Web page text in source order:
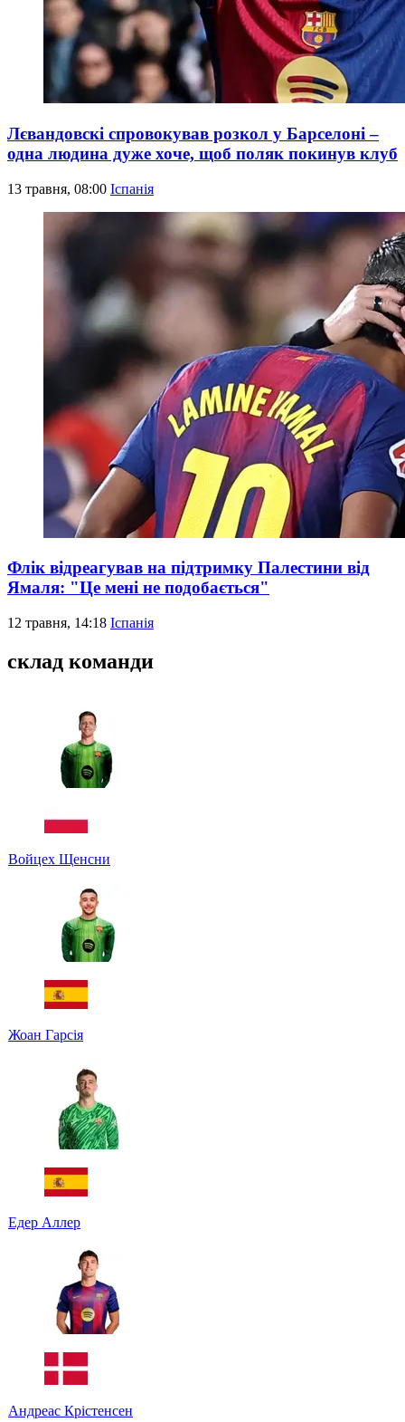
Лєвандовскі спровокував розкол у Барселоні –
одна людина дуже хоче, щоб поляк покинув клуб
13 травня, 08:00 Іспанія
Флік відреагував на підтримку Палестини від
Ямаля: "Це мені не подобається"
12 травня, 14:18 Іспанія
склад команди
Войцех Щенсни
Жоан Гарсія
Едер Аллер
Андреас Крістенсен